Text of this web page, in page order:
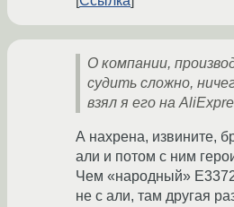
О компании,
судить сложно,
взял я его на
А нахрена, извините,
али и потом с ним
Чем «народный»
не с али, там другая